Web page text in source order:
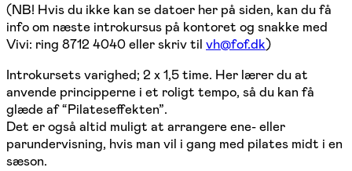
(NB! Hvis du ikke kan se datoer her på siden, kan du få
info om næste introkursus på kontoret og snakke med
Vivi: ring 8712 4040 eller skriv til vh@fof.dk)
​Introkursets varighed; 2 x 1,5 time. Her lærer du at
anvende principperne i et roligt tempo, så du kan få
glæde af “Pilateseffekten”.
Det er også altid muligt at arrangere ene- eller
parundervisning, hvis man vil i gang med pilates midt i en
sæson.